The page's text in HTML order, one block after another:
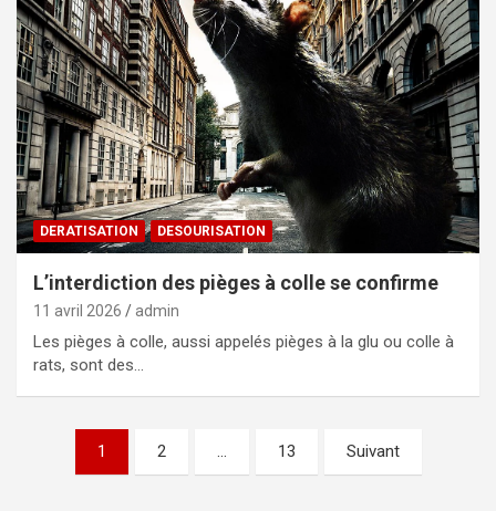
DERATISATION DESOURISATION
L’interdiction des pièges à colle se confirme
11 avril 2026 admin
Les pièges à colle, aussi appelés pièges à la glu ou colle à
rats, sont des…
Pagination
1 2 … 13 Suivant